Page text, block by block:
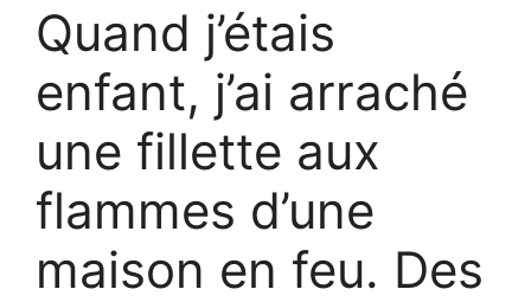
Quand j’étais
enfant, j’ai arraché
une fillette aux
flammes d’une
maison en feu. Des